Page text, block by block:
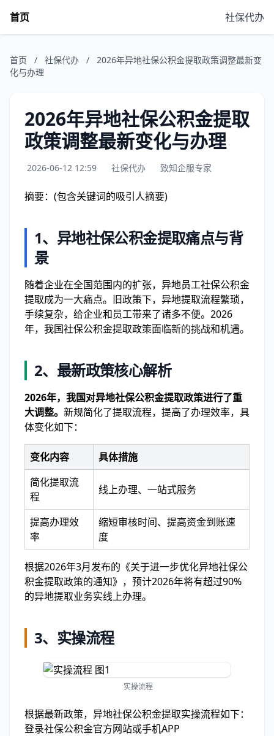
首页 社保代办
首页 / 社保代办 /
2026年异地社保公积金提取政策调整最新变
化与办理
2026年异地社保公积金提取
政策调整最新变化与办理
2026-06-12 12:59 社保代办 致知企服专家
摘要：(包含关键词的吸引人摘要)
1、异地社保公积金提取痛点与背
景
随着企业在全国范围内的扩张，异地员工社保公积金
提取成为一大痛点。旧政策下，异地提取流程繁琐，
手续复杂，给企业和员工带来了诸多不便。2026
年，我国社保公积金提取政策面临新的挑战和机遇。
2、最新政策核心解析
2026年，我国对异地社保公积金提取政策进行了重
大调整。 新规简化了提取流程，提高了办理效率，具
体变化如下：
变化内容
具体措施
简化提取流
程
线上办理、一站式服务
提高办理效
率
缩短审核时间、提高资金到账速
度
根据2026年3月发布的《关于进一步优化异地社保公
积金提取政策的通知》，预计2026年将有超过90%
的异地提取业务实线上办理。
3、实操流程
实操流程
根据最新政策，异地社保公积金提取实操流程如下：
登录社保公积金官方网站或手机APP